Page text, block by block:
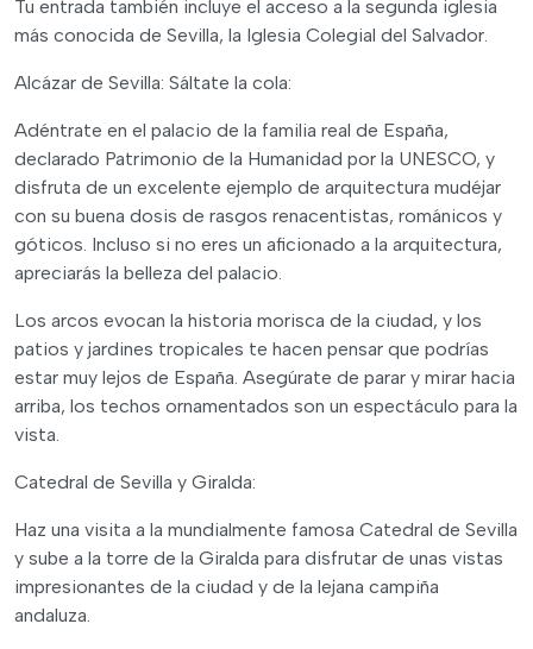
Tu entrada también incluye el acceso a la segunda iglesia
más conocida de Sevilla, la Iglesia Colegial del Salvador.
Alcázar de Sevilla: Sáltate la cola:
Adéntrate en el palacio de la familia real de España,
declarado Patrimonio de la Humanidad por la UNESCO, y
disfruta de un excelente ejemplo de arquitectura mudéjar
con su buena dosis de rasgos renacentistas, románicos y
góticos. Incluso si no eres un aficionado a la arquitectura,
apreciarás la belleza del palacio.
Los arcos evocan la historia morisca de la ciudad, y los
patios y jardines tropicales te hacen pensar que podrías
estar muy lejos de España. Asegúrate de parar y mirar hacia
arriba, los techos ornamentados son un espectáculo para la
vista.
Catedral de Sevilla y Giralda:
Haz una visita a la mundialmente famosa Catedral de Sevilla
y sube a la torre de la Giralda para disfrutar de unas vistas
impresionantes de la ciudad y de la lejana campiña
andaluza.